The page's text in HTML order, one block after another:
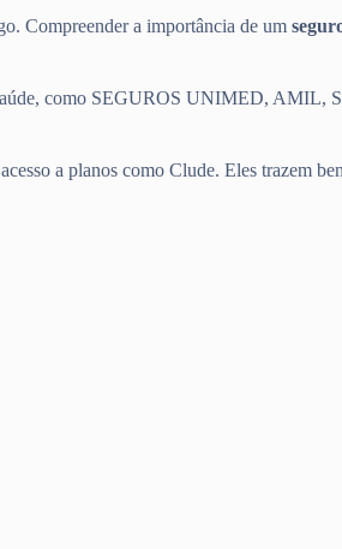
Compreender a importância de um
saúde, como SEGUROS UNIMED,
a planos como Clude. Eles trazem